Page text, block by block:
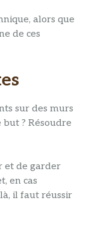
alors que
de ces
sur des murs
? Résoudre
et de garder
en cas
là, il faut réussir